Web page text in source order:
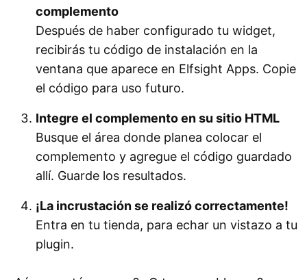
complemento
Después de haber configurado tu widget,
recibirás tu código de instalación en la
ventana que aparece en Elfsight Apps. Copie
el código para uso futuro.
Integre el complemento en su sitio HTML
Busque el área donde planea colocar el
complemento y agregue el código guardado
allí. Guarde los resultados.
¡La incrustación se realizó correctamente!
Entra en tu tienda, para echar un vistazo a tu
plugin.